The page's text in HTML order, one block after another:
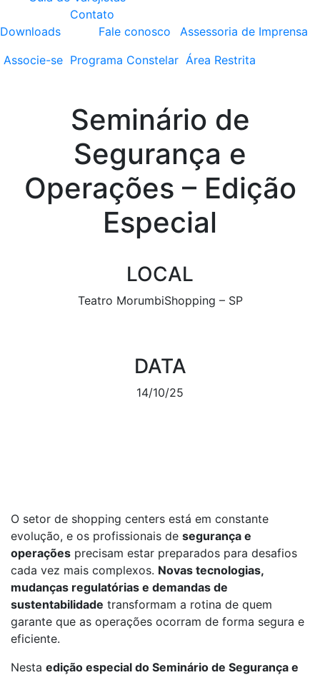
Downloads
Contato
Fale conosco
Assessoria de Imprensa
Associe-se Programa Constelar Área Restrita
Seminário de
Segurança e
Operações – Edição
Especial
LOCAL
Teatro MorumbiShopping – SP
DATA
14/10/25
O setor de shopping centers está em constante
evolução, e os profissionais de segurança e
operações precisam estar preparados para desafios
cada vez mais complexos. Novas tecnologias,
mudanças regulatórias e demandas de
sustentabilidade transformam a rotina de quem
garante que as operações ocorram de forma segura e
eficiente.
Nesta edição especial do Seminário de Segurança e